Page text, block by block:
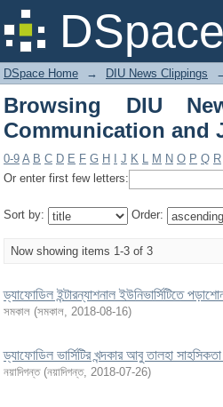
Browsing DIU
DSpace Home → DIU News Clippings
Browsing DIU
Communication and
0-9 A B C D E F G H J K L M N O P Q R
Or enter first few letters:
Sort by: Order:
Now showing items 1-3 of 3
ড্যাফোডিল ইন্টারন্যাশনাল ইউনিভার্সিটিতে
সমকাল (সমকাল, 2018-08-16)
ড্যাফোডিল ভার্সিটির খন্দকার আবু তালহা
নয়াদিগন্ত (নয়াদিগন্ত, 2018-07-26)